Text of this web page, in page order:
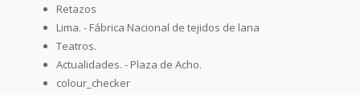
Retazos
Lima. - Fábrica Nacional de tejidos de lana
Teatros.
Actualidades. - Plaza de Acho.
colour_checker